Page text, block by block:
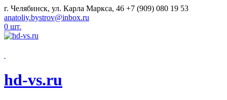
г. Челябинск, ул. Карла Маркса, 46 +7 (909) 080 19 53
anatoliy.bystrov@inbox.ru
0 шт.
hd-vs.ru